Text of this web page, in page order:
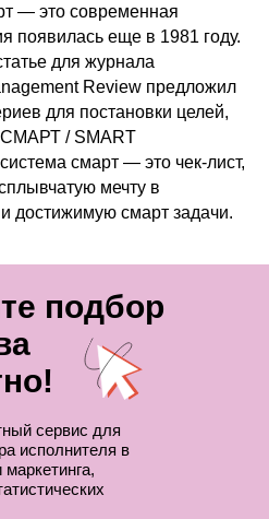
— это современная
появилась еще в 1981 году.
для журнала
Review предложил
для постановки целей,
СМАРТ / SMART
смарт — это чек-лист,
мечту в
достижимую смарт задачи.
подбор
сервис для
исполнителя в